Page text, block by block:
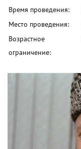
Время проведения:
Место проведения:
Возрастное
ограничение: